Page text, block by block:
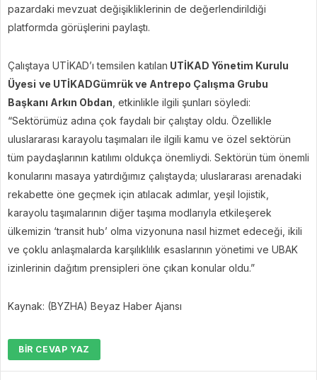
pazardaki mevzuat değişikliklerinin de değerlendirildiği
platformda görüşlerini paylaştı.
Çalıştaya UTİKAD’ı temsilen katılan UTİKAD Yönetim Kurulu
Üyesi ve UTİKADGümrük ve Antrepo Çalışma Grubu
Başkanı Arkın Obdan , etkinlikle ilgili şunları söyledi:
“Sektörümüz adına çok faydalı bir çalıştay oldu. Özellikle
uluslararası karayolu taşımaları ile ilgili kamu ve özel sektörün
tüm paydaşlarının katılımı oldukça önemliydi. Sektörün tüm önemli
konularını masaya yatırdığımız çalıştayda; uluslararası arenadaki
rekabette öne geçmek için atılacak adımlar, yeşil lojistik,
karayolu taşımalarının diğer taşıma modlarıyla etkileşerek
ülkemizin ‘transit hub’ olma vizyonuna nasıl hizmet edeceği, ikili
ve çoklu anlaşmalarda karşılıklılık esaslarının yönetimi ve UBAK
izinlerinin dağıtım prensipleri öne çıkan konular oldu.”
Kaynak: (BYZHA) Beyaz Haber Ajansı
BIR CEVAP YAZ